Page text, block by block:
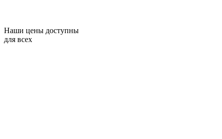
Наши цены доступны
для всех